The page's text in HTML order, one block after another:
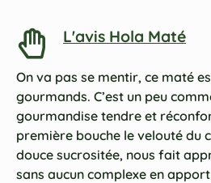
L'avis Hola Maté
On va pas se mentir, ce maté
gourmands. C’est un peu
gourmandise tendre et
première bouche le velouté du
douce sucrositée, nous fait
sans aucun complexe en